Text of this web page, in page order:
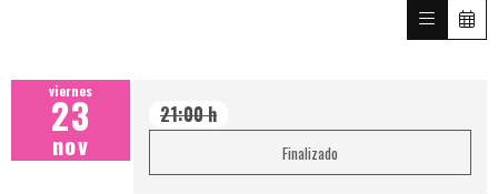
viernes
23
nov
21:00 h
Finalizado